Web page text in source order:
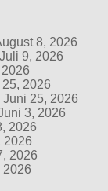
8, 2026
Juli 9, 2026
2026
Juni 25, 2026
3, 2026
2026
2026
2026
2026